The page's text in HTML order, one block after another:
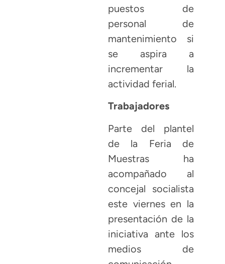
puestos de
personal de
mantenimiento si
se aspira a
incrementar la
actividad ferial.
Trabajadores
Parte del plantel
de la Feria de
Muestras ha
acompañado al
concejal socialista
este viernes en la
presentación de la
iniciativa ante los
medios de